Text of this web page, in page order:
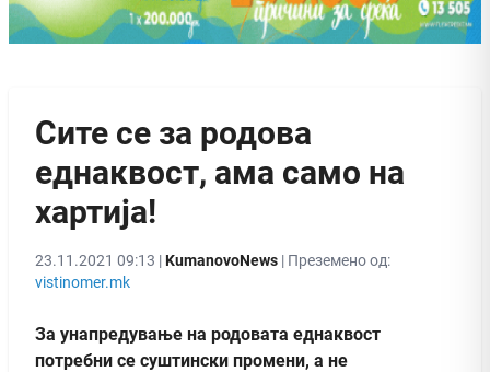
Сите се за родова
еднаквост, ама само на
хартија!
23.11.2021 09:13 |KumanovoNews | Преземено од:
vistinomer.mk
За унапредување на родовата еднаквост
потребни се суштински промени, а не